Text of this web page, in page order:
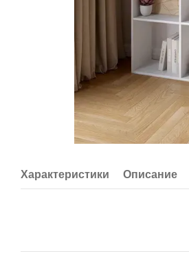
Характеристики Описание